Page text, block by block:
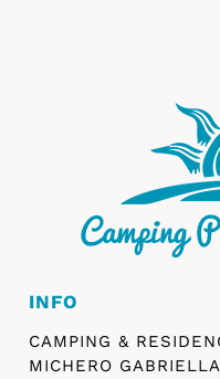
INFO
CAMPING &
MICHERO GABRIELLA